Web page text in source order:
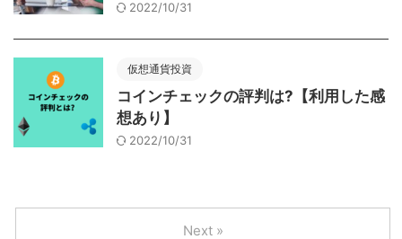
2022/10/31
仮想通貨投資
コインチェックの評判は?【利用した感
想あり】
2022/10/31
Next »